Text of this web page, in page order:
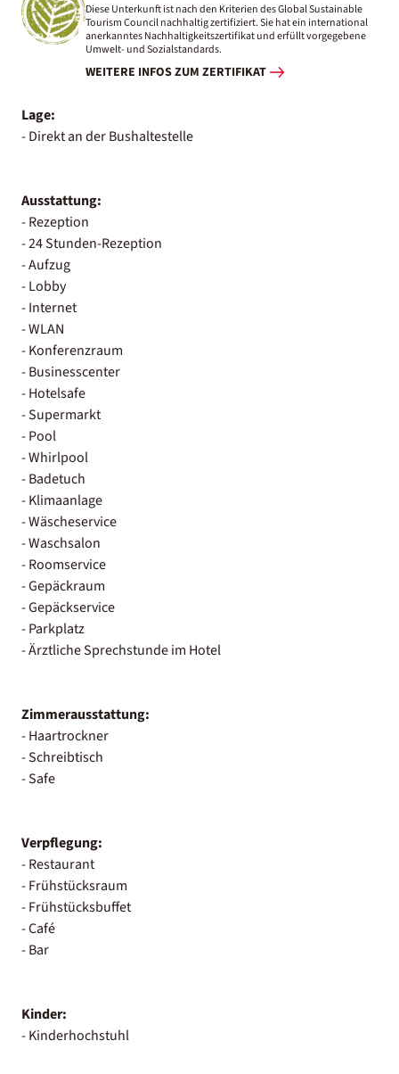
Diese Unterkunft ist nach den Kriterien des Global Sustainable
Tourism Council nachhaltig zertifiziert. Sie hat ein international
anerkanntes Nachhaltigkeitszertifikat und erfüllt vorgegebene
Umwelt- und Sozialstandards.
WEITERE INFOS ZUM ZERTIFIKAT
Lage:
- Direkt an der Bushaltestelle
Ausstattung:
- Rezeption
- 24 Stunden-Rezeption
- Aufzug
- Lobby
- Internet
- WLAN
- Konferenzraum
- Businesscenter
- Hotelsafe
- Supermarkt
- Pool
- Whirlpool
- Badetuch
- Klimaanlage
- Wäscheservice
- Waschsalon
- Roomservice
- Gepäckraum
- Gepäckservice
- Parkplatz
- Ärztliche Sprechstunde im Hotel
Zimmerausstattung:
- Haartrockner
- Schreibtisch
- Safe
Verpflegung:
- Restaurant
- Frühstücksraum
- Frühstücksbuffet
- Café
- Bar
Kinder:
- Kinderhochstuhl